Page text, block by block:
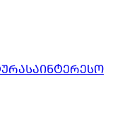
ᲡᲐᲘᲜᲢᲔᲠᲔᲡᲝ